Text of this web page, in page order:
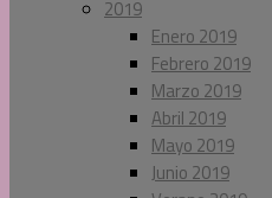
2019
Enero 2019
Febrero 2019
Marzo 2019
Abril 2019
Mayo 2019
Junio 2019